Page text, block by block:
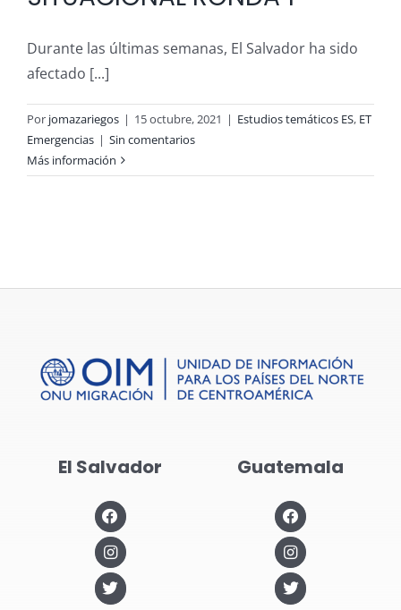
Durante las últimas semanas, El Salvador ha sido
afectado [...]
Por jomazariegos | 15 octubre, 2021 | Estudios temáticos ES, ET
Emergencias | Sin comentarios
Más información
El Salvador Guatemala